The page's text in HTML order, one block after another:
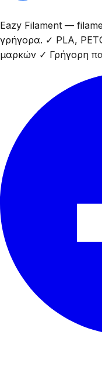
Eazy Filament —
γρήγορα. ✓ PLA,
μαρκών ✓ Γρήγορη